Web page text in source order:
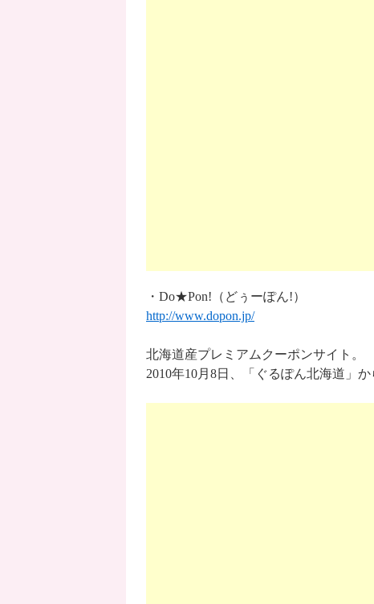
・Do★Pon!（どぅーぽん!）
http://www.dopon.jp/
北海道産プレミアムクーポンサイト。
2010年10月8日、「ぐるぽん北海道」か